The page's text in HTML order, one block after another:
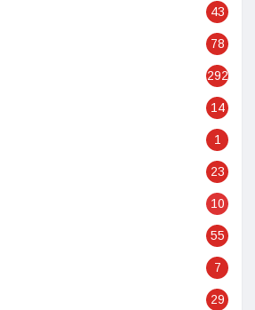
43
78
292
14
1
23
10
55
7
29